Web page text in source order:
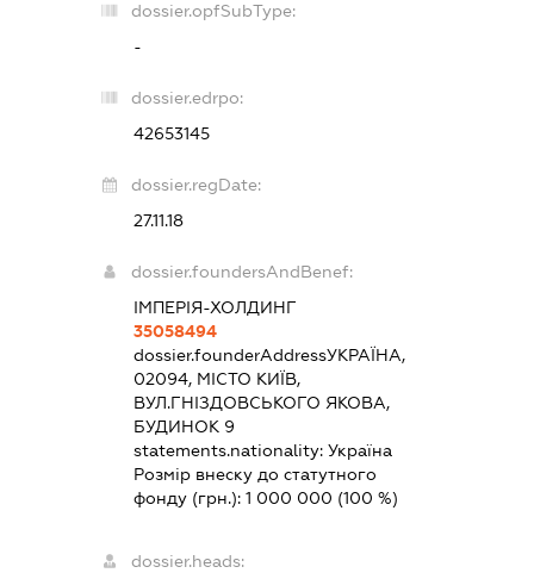
dossier.opfSubType:
-
dossier.edrpo:
42653145
dossier.regDate:
27.11.18
dossier.foundersAndBenef:
ІМПЕРІЯ-ХОЛДИНГ
35058494
dossier.founderAddressУКРАЇНА,
02094, МІСТО КИЇВ,
ВУЛ.ГНІЗДОВСЬКОГО ЯКОВА,
БУДИНОК 9
statements.nationality: Україна
Розмір внеску до статутного
фонду (грн.): 1 000 000 (100 %)
dossier.heads: